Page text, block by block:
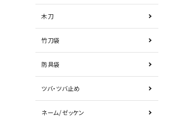
木刀
竹刀袋
防具袋
ツバ・ツバ止め
ネーム/ゼッケン